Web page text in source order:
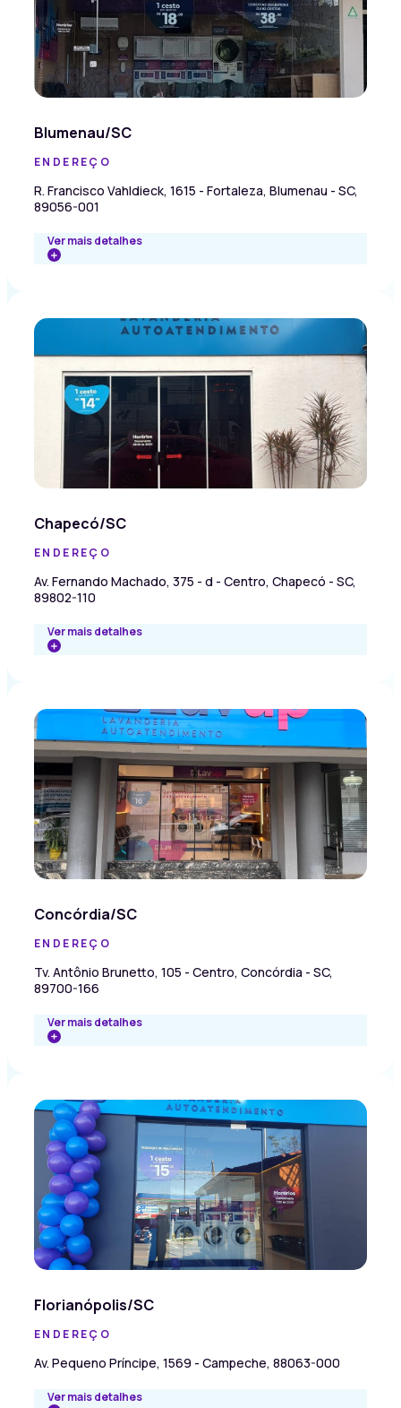
Blumenau/SC
ENDEREÇO
R. Francisco Vahldieck, 1615 - Fortaleza, Blumenau - SC,
89056-001
Ver mais detalhes
Chapecó/SC
ENDEREÇO
Av. Fernando Machado, 375 - d - Centro, Chapecó - SC,
89802-110
Ver mais detalhes
Concórdia/SC
ENDEREÇO
Tv. Antônio Brunetto, 105 - Centro, Concórdia - SC,
89700-166
Ver mais detalhes
Florianópolis/SC
ENDEREÇO
Av. Pequeno Príncipe, 1569 - Campeche, 88063-000
Ver mais detalhes